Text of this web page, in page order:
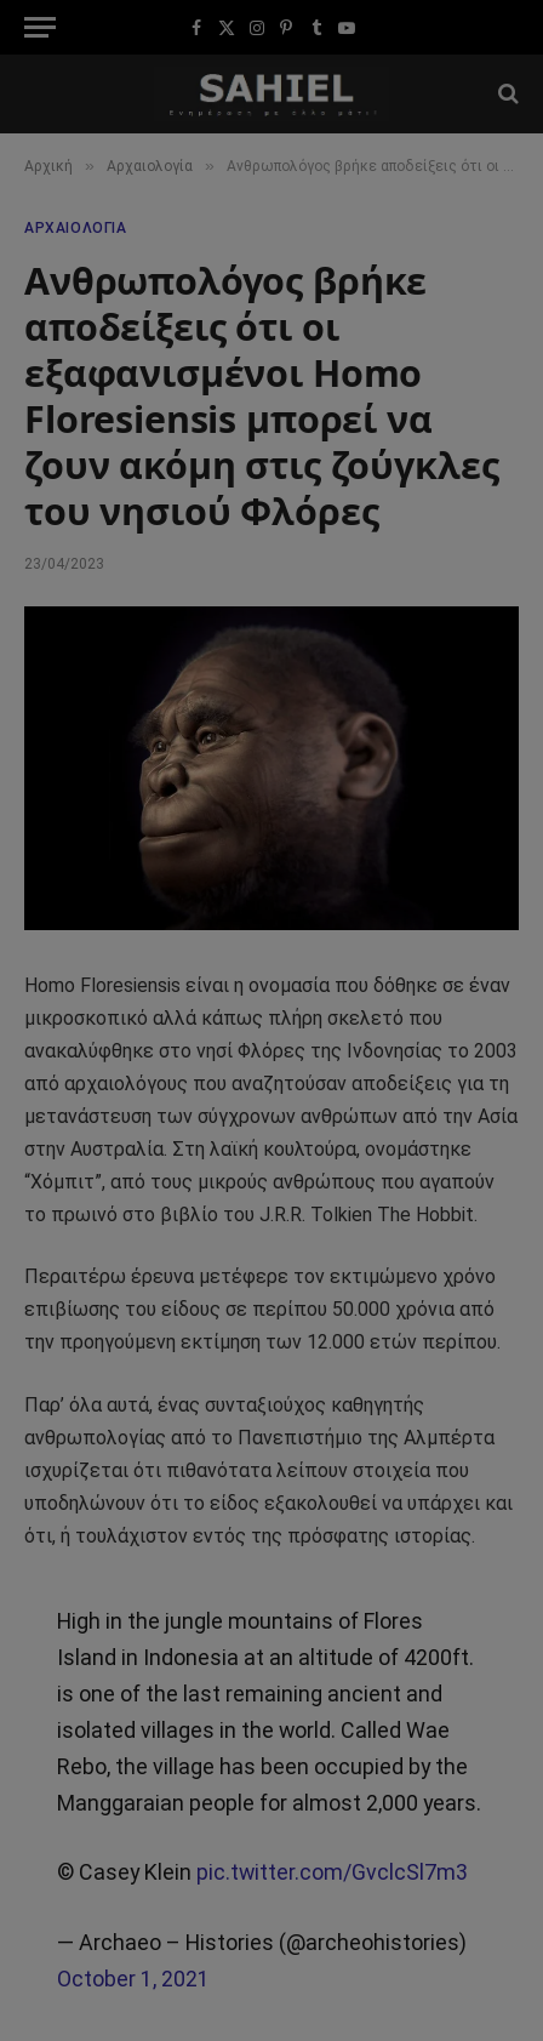
Facebook
X
Instagram
Pinterest
TumblrYouTube
Αρχική » Αρχαιολογία » Ανθρωπολόγος βρήκε αποδείξεις ότι οι εξαφανισμένοι Homo Floresiensis μπορεί να ζουν ακόμη στις ζούγκλες του νησιού Φλόρες
ΑΡΧΑΙΟΛΟΓΊΑ
Ανθρωπολόγος βρήκε
αποδείξεις ότι οι
εξαφανισμένοι Homo
Floresiensis μπορεί να
ζουν ακόμη στις ζούγκλες
του νησιού Φλόρες
23/04/2023
Homo Floresiensis είναι η ονομασία που δόθηκε σε έναν
μικροσκοπικό αλλά κάπως πλήρη σκελετό που
ανακαλύφθηκε στο νησί Φλόρες της Ινδονησίας το 2003
από αρχαιολόγους που αναζητούσαν αποδείξεις για τη
μετανάστευση των σύγχρονων ανθρώπων από την Ασία
στην Αυστραλία. Στη λαϊκή κουλτούρα, ονομάστηκε
“Χόμπιτ”, από τους μικρούς ανθρώπους που αγαπούν
το πρωινό στο βιβλίο του J.R.R. Tolkien The Hobbit.
Περαιτέρω έρευνα μετέφερε τον εκτιμώμενο χρόνο
επιβίωσης του είδους σε περίπου 50.000 χρόνια από
την προηγούμενη εκτίμηση των 12.000 ετών περίπου.
Παρ’ όλα αυτά, ένας συνταξιούχος καθηγητής
ανθρωπολογίας από το Πανεπιστήμιο της Αλμπέρτα
ισχυρίζεται ότι πιθανότατα λείπουν στοιχεία που
υποδηλώνουν ότι το είδος εξακολουθεί να υπάρχει και
ότι, ή τουλάχιστον εντός της πρόσφατης ιστορίας.
High in the jungle mountains of Flores
Island in Indonesia at an altitude of 4200ft.
is one of the last remaining ancient and
isolated villages in the world. Called Wae
Rebo, the village has been occupied by the
Manggaraian people for almost 2,000 years.
© Casey Klein pic.twitter.com/GvclcSl7m3
— Archaeo – Histories (@archeohistories)
October 1, 2021